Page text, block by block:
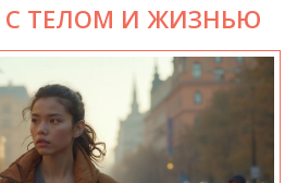
ТЕЛОМ И ЖИЗНЬЮ